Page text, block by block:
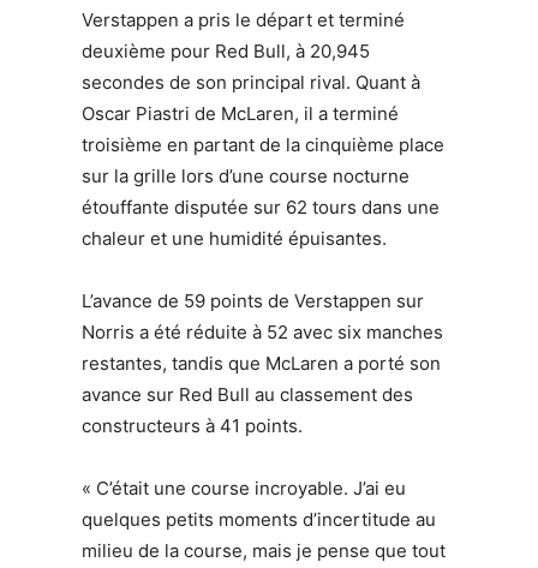
Verstappen a pris le départ et terminé
deuxième pour Red Bull, à 20,945
secondes de son principal rival. Quant à
Oscar Piastri de McLaren, il a terminé
troisième en partant de la cinquième place
sur la grille lors d’une course nocturne
étouffante disputée sur 62 tours dans une
chaleur et une humidité épuisantes.
L’avance de 59 points de Verstappen sur
Norris a été réduite à 52 avec six manches
restantes, tandis que McLaren a porté son
avance sur Red Bull au classement des
constructeurs à 41 points.
« C’était une course incroyable. J’ai eu
quelques petits moments d’incertitude au
milieu de la course, mais je pense que tout